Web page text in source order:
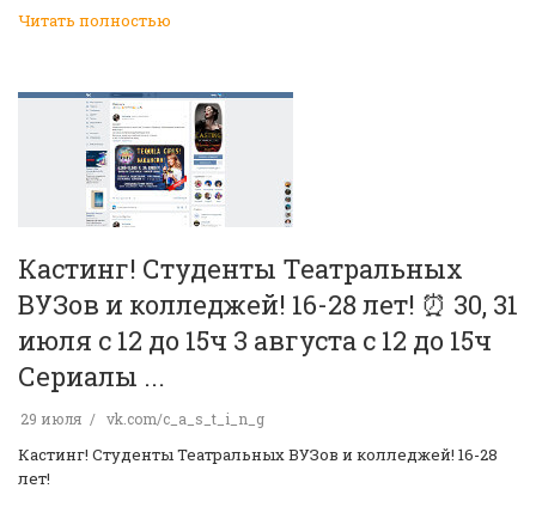
Читать полностью
Кастинг! Студенты Театральных
ВУЗов и колледжей! 16-28 лет! ️⏰ 30, 31
июля с 12 до 15ч 3 августа с 12 до 15ч
Сериалы ...
29 июля vk.com/c_a_s_t_i_n_g
Кастинг! Студенты Театральных ВУЗов и колледжей! 16-28
лет!